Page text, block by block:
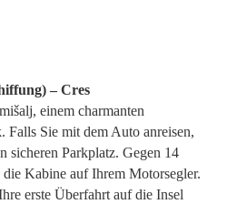
– Cres
einem charmanten
Falls Sie mit dem Auto anreisen,
sicheren Parkplatz. Gegen 14
Kabine auf Ihrem Motorsegler.
erste Überfahrt auf die Insel